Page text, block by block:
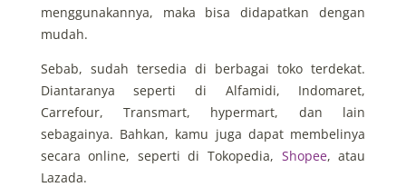
menggunakannya, maka bisa didapatkan dengan
mudah.
Sebab, sudah tersedia di berbagai toko terdekat.
Diantaranya seperti di Alfamidi, Indomaret,
Carrefour, Transmart, hypermart, dan lain
sebagainya. Bahkan, kamu juga dapat membelinya
secara online, seperti di Tokopedia, Shopee, atau
Lazada.